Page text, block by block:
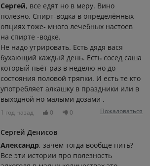
Сергей, все едят но в меру. Вино
полезно. Спирт-водка в определённых
опциях тоже- много лечебных настоев
на спирте -водке.
Не надо утрировать. Есть дядя вася
бухающий каждый день. Есть сосед саша
который пьёт раз в неделю но до
состояния половой тряпки. И есть те кто
употребляет алкашку в праздники или в
выходной но малыми дозами .
1 год назад 0 0 Пожаловаться
Сергей Денисов
Александр, зачем тогда вообще пить?
Все эти истории про полезность